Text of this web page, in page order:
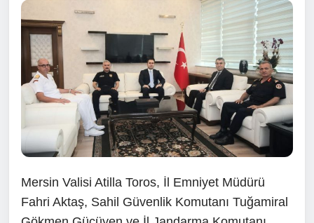
Mersin Valisi Atilla Toros, İl Emniyet Müdürü
Fahri Aktaş, Sahil Güvenlik Komutanı Tuğamiral